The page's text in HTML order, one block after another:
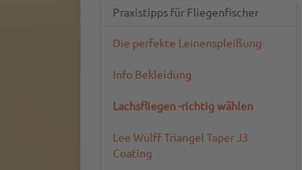
Praxistipps für Fliegenfischer
Die perfekte Leinenspleißung
Info Bekleidung
Lachsfliegen -richtig wählen
Lee Wulff Triangel Taper J3
Coating